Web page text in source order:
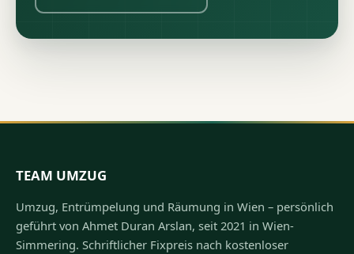
TEAM UMZUG
Umzug, Entrümpelung und Räumung in Wien – persönlich
geführt von Ahmet Duran Arslan, seit 2021 in Wien-
Simmering. Schriftlicher Fixpreis nach kostenloser